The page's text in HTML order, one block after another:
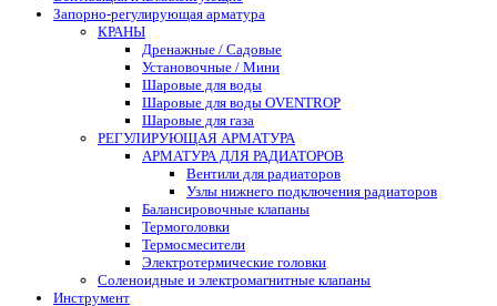
Запорно-регулирующая арматура
КРАНЫ
Дренажные / Садовые
Установочные / Мини
Шаровые для воды
Шаровые для воды OVENTROP
Шаровые для газа
РЕГУЛИРУЮЩАЯ АРМАТУРА
АРМАТУРА ДЛЯ РАДИАТОРОВ
Вентили для радиаторов
Узлы нижнего подключения радиаторов
Балансировочные клапаны
Термоголовки
Термосмесители
Электротермические головки
Соленоидные и электромагнитные клапаны
Инструмент